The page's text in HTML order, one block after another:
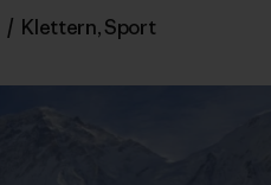
/ Klettern,Sport